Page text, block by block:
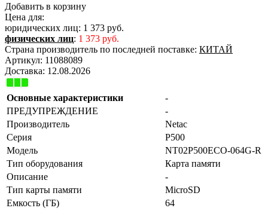
Добавить в корзину
Цена для:
юридических лиц: 1 373 руб.
физических лиц: 1 373 руб.
Страна производитель по последней поставке: КИТАЙ
Артикул: 11088089
Доставка: 12.08.2026
Основные характеристики
-
ПРЕДУПРЕЖДЕНИЕ
-
Производитель
Netac
Серия
P500
Модель
NT02P500ECO-064G-R
Тип оборудования
Карта памяти
Описание
-
Тип карты памяти
MicroSD
Емкость (ГБ)
64